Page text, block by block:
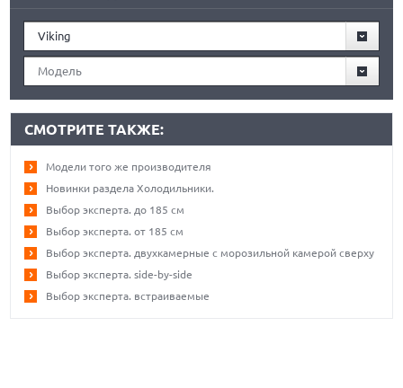
Viking
Модель
СМОТРИТЕ ТАКЖЕ:
Модели того же производителя
Новинки раздела Холодильники.
Выбор эксперта. до 185 см
Выбор эксперта. от 185 см
Выбор эксперта. двухкамерные с морозильной камерой сверху
Выбор эксперта. side-by-side
Выбор эксперта. встраиваемые